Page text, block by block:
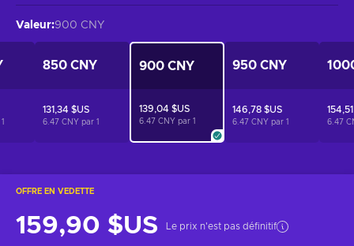
OFFRE EN VEDETTE
159,90 $US Le prix n'est pas définitif
Valeur:900 CNY
1
850 CNY
131,34 $US
6.47 CNY par 1
900 CNY
139,04 $US
6.47 CNY par 1
950 CNY
146,78 $US
6.47 CNY par 1 6.47